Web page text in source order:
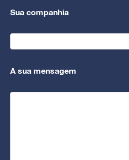
Sua companhia
A sua mensagem